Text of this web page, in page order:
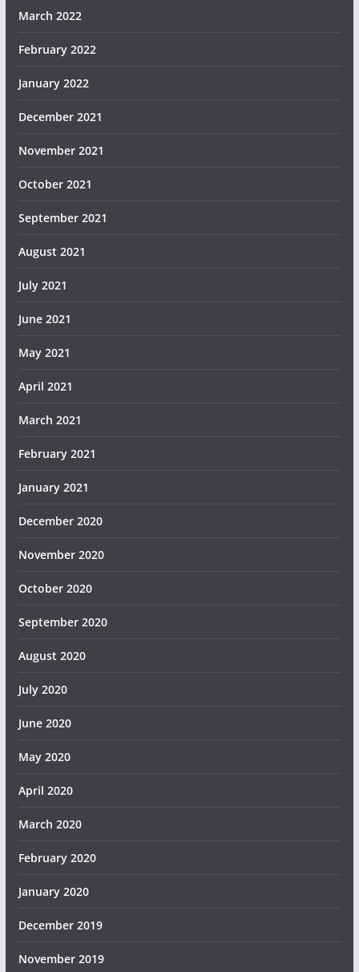
March 2022
February 2022
January 2022
December 2021
November 2021
October 2021
September 2021
August 2021
July 2021
June 2021
May 2021
April 2021
March 2021
February 2021
January 2021
December 2020
November 2020
October 2020
September 2020
August 2020
July 2020
June 2020
May 2020
April 2020
March 2020
February 2020
January 2020
December 2019
November 2019